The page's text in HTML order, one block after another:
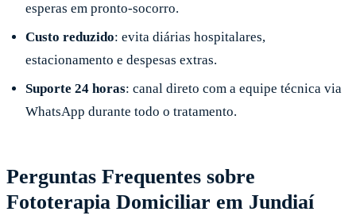
esperas em pronto-socorro.
Custo reduzido: evita diárias hospitalares,
estacionamento e despesas extras.
Suporte 24 horas: canal direto com a equipe técnica via
WhatsApp durante todo o tratamento.
Perguntas Frequentes sobre
Fototerapia Domiciliar em Jundiaí